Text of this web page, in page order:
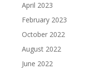
April 2023
February 2023
October 2022
August 2022
June 2022